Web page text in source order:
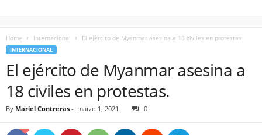
Home Internacional El ejército de Myanmar asesina a 18 civiles en protestas.
INTERNACIONAL
El ejército de Myanmar asesina a
18 civiles en protestas.
By Mariel Contreras - marzo 1, 2021 0